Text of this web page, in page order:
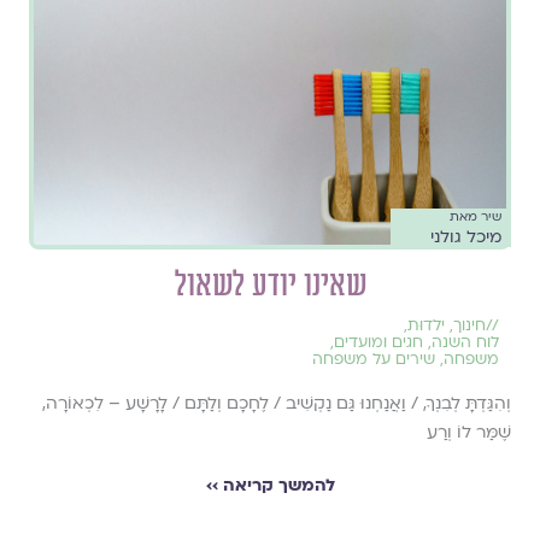
שיר מאת
מיכל גולני
שאינו יודע לשאול
//חינוך, ילדוּת,
לוח השנה, חגים ומועדים,
משפחה, שירים על משפחה
וְהִגַּדְתָּ לְבִנְךָ, / וַאֲנַחְנוּ גַּם נַקְשִׁיב / לֶחָכָם וְלַתָּם / לָרָשָׁע – לִכְאוֹרָה,
שֶׁמַּר לוֹ וְרַע
להמשך קריאה ››